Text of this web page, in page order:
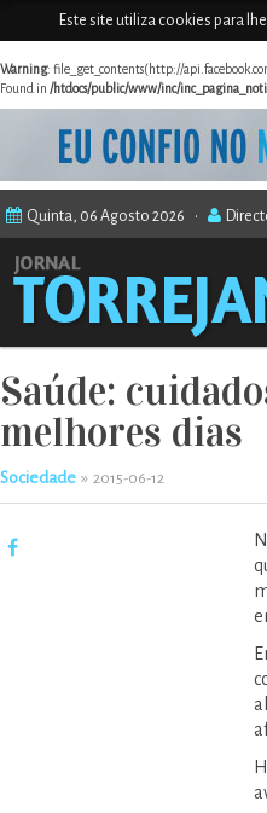
Este site utiliza cookies para
Warning: file_get_contents(http://
Found in /htdocs/public/www/inc/
Quinta, 06 Agosto 2026 •
Saúde:
melhores dias
Sociedade » 2015-06-12